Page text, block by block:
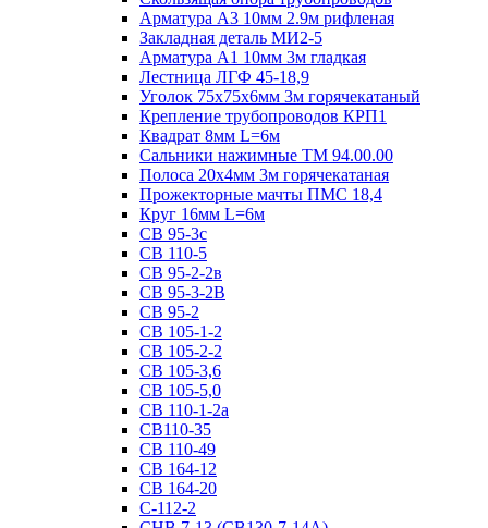
Арматура А3 10мм 2.9м рифленая
Закладная деталь МИ2-5
Арматура А1 10мм 3м гладкая
Лестница ЛГФ 45-18,9
Уголок 75х75х6мм 3м горячекатаный
Крепление трубопроводов КРП1
Квадрат 8мм L=6м
Сальники нажимные ТМ 94.00.00
Полоса 20х4мм 3м горячекатаная
Прожекторные мачты ПМС 18,4
Круг 16мм L=6м
СВ 95-3с
СВ 110-5
СВ 95-2-2в
СВ 95-3-2В
СВ 95-2
СВ 105-1-2
СВ 105-2-2
СВ 105-3,6
СВ 105-5,0
СВ 110-1-2а
СВ110-35
СВ 110-49
СВ 164-12
СВ 164-20
С-112-2